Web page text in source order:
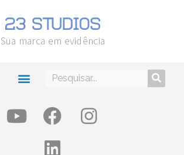
Sua marca em evidência